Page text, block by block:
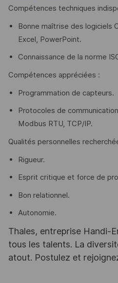
Compétences techniques
Bonne maîtrise des logiciels
Excel, PowerPoint.
Connaissance de la norme
Compétences appréciées :
Programmation de capteurs.
Protocoles de
Modbus RTU, TCP/IP.
Qualités personnelles
Rigueur.
Esprit critique et force de
Bon relationnel.
Autonomie.
Thales, entreprise Handi-
tous les talents. La
atout. Postulez et